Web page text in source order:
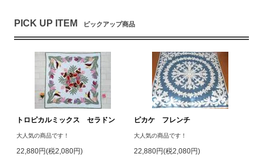
PICK UP ITEM ピックアップ商品
トロピカルミックス セラドン
大人気の商品です！
22,880円(税2,080円)
ピカケ フレンチ
大人気の商品です！
22,880円(税2,080円)